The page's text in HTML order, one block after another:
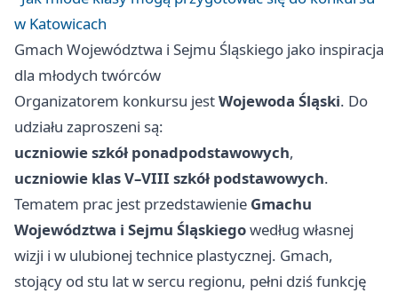
w Katowicach
Gmach Województwa i Sejmu Śląskiego jako inspiracja
dla młodych twórców
Organizatorem konkursu jestWojewoda Śląski. Do
udziału zaproszeni są:
uczniowie szkół ponadpodstawowych,
uczniowie klas V–VIII szkół podstawowych.
Tematem prac jest przedstawienie Gmachu
Województwa i Sejmu Śląskiegowedług własnej
wizji i w ulubionej technice plastycznej. Gmach,
stojący od stu lat w sercu regionu, pełni dziś funkcję